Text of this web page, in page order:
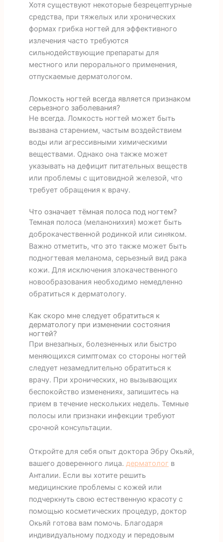
Хотя существуют некоторые безрецептурные
средства, при тяжелых или хронических
формах грибка ногтей для эффективного
излечения часто требуются
сильнодействующие препараты для
местного или перорального применения,
отпускаемые дерматологом.
Ломкость ногтей всегда является признаком
серьезного заболевания?
Не всегда. Ломкость ногтей может быть
вызвана старением, частым воздействием
воды или агрессивными химическими
веществами. Однако она также может
указывать на дефицит питательных веществ
или проблемы с щитовидной железой, что
требует обращения к врачу.
Что означает тёмная полоса под ногтем?
Темная полоса (меланонихия) может быть
доброкачественной родинкой или синяком.
Важно отметить, что это также может быть
подногтевая меланома, серьезный вид рака
кожи. Для исключения злокачественного
новообразования необходимо немедленно
обратиться к дерматологу.
Как скоро мне следует обратиться к
дерматологу при изменении состояния
ногтей?
При внезапных, болезненных или быстро
меняющихся симптомах со стороны ногтей
следует незамедлительно обратиться к
врачу. При хронических, но вызывающих
беспокойство изменениях, запишитесь на
прием в течение нескольких недель. Темные
полосы или признаки инфекции требуют
срочной консультации.
Откройте для себя опыт доктора Эбру Окьяй,
вашего доверенного лица. дерматолог в
Анталии. Если вы хотите решить
медицинские проблемы с кожей или
подчеркнуть свою естественную красоту с
помощью косметических процедур, доктор
Окьяй готова вам помочь. Благодаря
индивидуальному подходу и передовым